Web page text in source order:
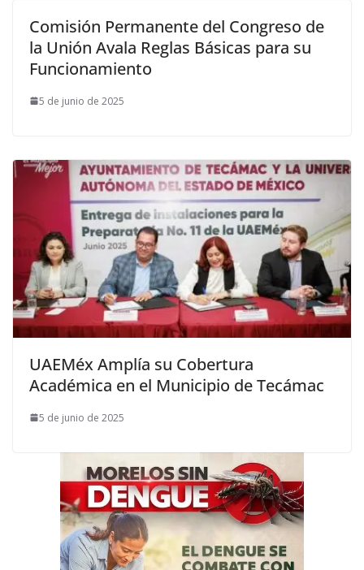
Comisión Permanente del Congreso de
la Unión Avala Reglas Básicas para su
Funcionamiento
5 de junio de 2025
UAEMéx Amplía su Cobertura
Académica en el Municipio de Tecámac
5 de junio de 2025